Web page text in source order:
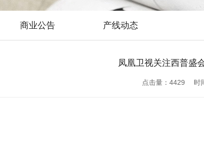
商业公告 产线动态
凤凰卫视关注西普盛
点击量： 4429 时